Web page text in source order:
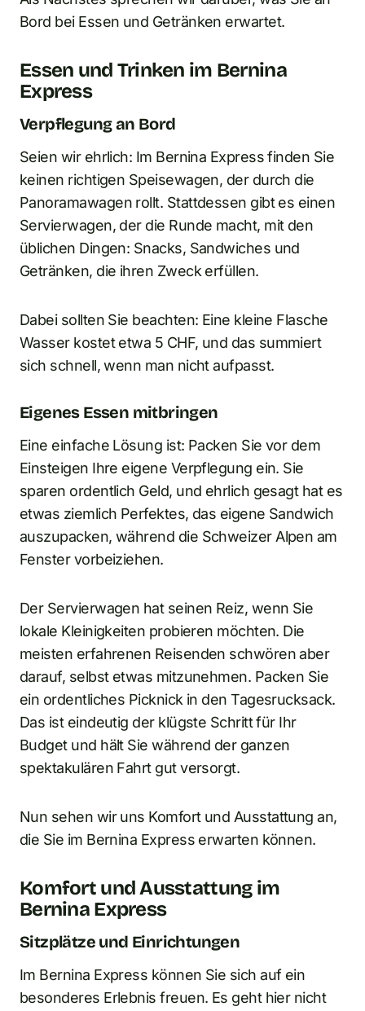
Bord bei Essen und Getränken erwartet.
Essen und Trinken im Bernina
Express
Verpflegung an Bord
Seien wir ehrlich: Im Bernina Express finden Sie
keinen richtigen Speisewagen, der durch die
Panoramawagen rollt. Stattdessen gibt es einen
Servierwagen, der die Runde macht, mit den
üblichen Dingen: Snacks, Sandwiches und
Getränken, die ihren Zweck erfüllen.
Dabei sollten Sie beachten: Eine kleine Flasche
Wasser kostet etwa 5 CHF, und das summiert
sich schnell, wenn man nicht aufpasst.
Eigenes Essen mitbringen
Eine einfache Lösung ist: Packen Sie vor dem
Einsteigen Ihre eigene Verpflegung ein. Sie
sparen ordentlich Geld, und ehrlich gesagt hat es
etwas ziemlich Perfektes, das eigene Sandwich
auszupacken, während die Schweizer Alpen am
Fenster vorbeiziehen.
Der Servierwagen hat seinen Reiz, wenn Sie
lokale Kleinigkeiten probieren möchten. Die
meisten erfahrenen Reisenden schwören aber
darauf, selbst etwas mitzunehmen. Packen Sie
ein ordentliches Picknick in den Tagesrucksack.
Das ist eindeutig der klügste Schritt für Ihr
Budget und hält Sie während der ganzen
spektakulären Fahrt gut versorgt.
Nun sehen wir uns Komfort und Ausstattung an,
die Sie im Bernina Express erwarten können.
Komfort und Ausstattung im
Bernina Express
Sitzplätze und Einrichtungen
Im Bernina Express können Sie sich auf ein
besonderes Erlebnis freuen. Es geht hier nicht